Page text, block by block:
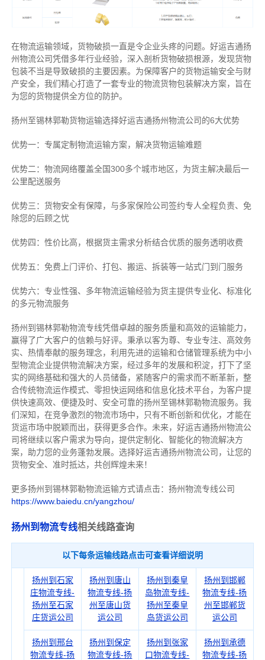
在物流运输领域，货物破损一直是令企业头疼的问题。好运吉通扬
州物流公司凭借多年行业经验，深入剖析货物破损根源，发现货物
包装不当是导致破损的主要因素。为保障客户的货物运输安全与财
产安全，我们精心打造了一套专业的物流货物包装解决方案，旨在
为您的货物提供全方位的防护。
扬州至锡林郭勒货物运输选择好运吉通扬州物流公司的6大优势
优势一：专属定制物流运输方案，解决货物运输难题
优势二：物流网络覆盖全国300多个城市地区，为货主解决最后一
公里配送服务
优势三：货物安全有保障，与多家保险公司签约专人全程负责、免
除您的后顾之忧
优势四：性价比高，根据货主需求分析结合优质的服务透明收费
优势五：免费上门评价、打包、搬运、拆装等一站式门到门服务
优势六：专业性强、多年物流运输经验为货主提供专业化、标准化
的多元物流服务
扬州到锡林郭勒物流专线凭借卓越的服务质量和高效的运输能力，
赢得了广大客户的信赖与好评。 秉承以客为尊、专业专注、高效务
实、热情奉献的服务理念，利用先进的运输和仓储管理系统为中小
型物流企业提供物流解决方案，经过多年的发展和积淀，打下了坚
实的网络基础和强大的人员储备，紧随客户的需求而不断革新，整
合传统物流运作模式、零担快运网络和信息化技术平台，为客户提
供快速高效、便捷及时、安全可靠的扬州至锡林郭勒物流服务。 我
们深知，在竞争激烈的物流市场中，只有不断创新和优化，才能在
货运市场中脱颖而出，获得更多合作。 未来，好运吉通扬州物流公
司将继续以客户需求为导向，提供定制化、智能化的物流解决方
案，助力您的业务蓬勃发展。选择好运吉通扬州物流公司，让您的
货物安全、准时抵达，共创辉煌未来！
更多扬州到锡林郭勒物流运输方式请点击：扬州物流专线公司
https://www.baiedu.cn/yangzhou/
扬州到物流专线相关线路查询
以下每条运输线路点击可查看详细说明
扬州到石家
庄物流专线-
扬州至石家
庄货运公司
扬州到唐山
物流专线-扬
州至唐山货
运公司
扬州到秦皇
岛物流专线-
扬州至秦皇
岛货运公司
扬州到邯郸
物流专线-扬
州至邯郸货
运公司
扬州到邢台
物流专线-扬
扬州到保定
物流专线-扬
扬州到张家
口物流专线-
扬州到承德
物流专线-扬